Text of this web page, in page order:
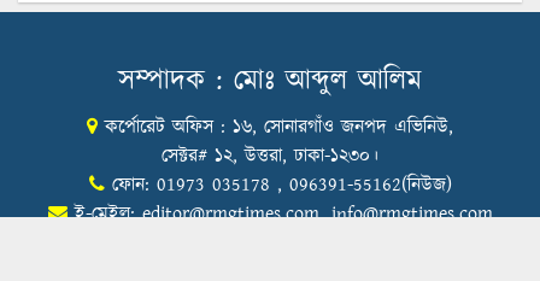
শুল্কের দেয়াল ভাঙার সুযোগ: মার্কিন বাজারে
Honoring Excellence: Texstream
Fashion Ltd. Rewards Best Workers–
2026
সম্পাদক : মোঃ আব্দুল আলিম
কর্পোরেট অফিস : ১৬, সোনারগাঁও জনপদ এভিনিউ,
সেক্টর# ১২, উত্তরা, ঢাকা-১২৩০।
ফোন: 01973 035178 , 096391-55162(নিউজ)
ই-মেইল:editor@rmgtimes.com,info@rmgtimes.com